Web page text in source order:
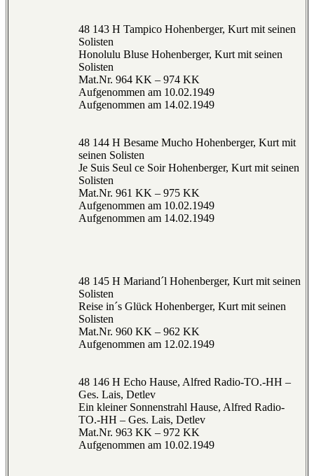
48 143 H Tampico Hohenberger, Kurt mit seinen
Solisten
Honolulu Bluse Hohenberger, Kurt mit seinen
Solisten
Mat.Nr. 964 KK – 974 KK
Aufgenommen am 10.02.1949
Aufgenommen am 14.02.1949
48 144 H Besame Mucho Hohenberger, Kurt mit
seinen Solisten
Je Suis Seul ce Soir Hohenberger, Kurt mit seinen
Solisten
Mat.Nr. 961 KK – 975 KK
Aufgenommen am 10.02.1949
Aufgenommen am 14.02.1949
48 145 H Mariand´l Hohenberger, Kurt mit seinen
Solisten
Reise in´s Glück Hohenberger, Kurt mit seinen
Solisten
Mat.Nr. 960 KK – 962 KK
Aufgenommen am 12.02.1949
48 146 H Echo Hause, Alfred Radio-TO.-HH –
Ges. Lais, Detlev
Ein kleiner Sonnenstrahl Hause, Alfred Radio-
TO.-HH – Ges. Lais, Detlev
Mat.Nr. 963 KK – 972 KK
Aufgenommen am 10.02.1949